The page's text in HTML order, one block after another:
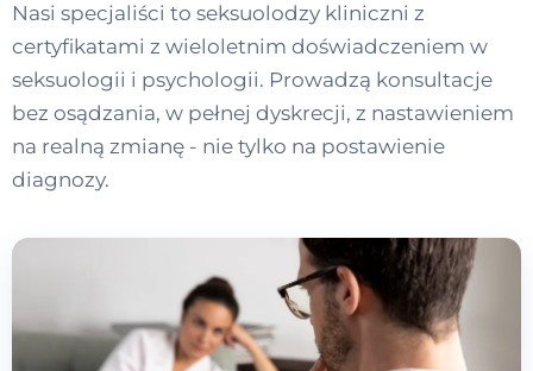
Nasi specjaliści to seksuolodzy kliniczni z
certyfikatami z wieloletnim doświadczeniem w
seksuologii i psychologii. Prowadzą konsultacje
bez osądzania, w pełnej dyskrecji, z nastawieniem
na realną zmianę - nie tylko na postawienie
diagnozy.